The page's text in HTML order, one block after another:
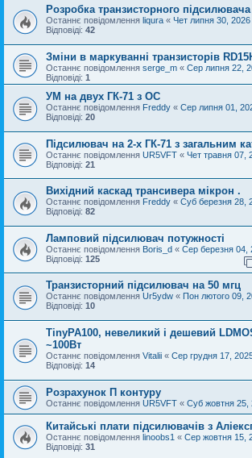
Розробка транзисторного підсилювача
Останнє повідомлення liqura « Чет липня 30,
Відповіді: 42
Зміни в маркуванні транзисторів
Останнє повідомлення serge_m « Сер липня 22,
Відповіді: 1
УМ на двух ГК-71 з ОС
Останнє повідомлення Freddy « Сер липня 01,
Відповіді: 20
Підсилювач на 2-х ГК-71 з загальним
Останнє повідомлення UR5VFT « Чет травня 07,
Відповіді: 21
Вихідний каскад трансивера мікрон .
Останнє повідомлення Freddy « Суб березня 28,
Відповіді: 82
Ламповий підсилювач потужності
Останнє повідомлення Boris_d « Сер березня 04,
Відповіді: 125
Транзисторний підсилювач на 50 мгц
Останнє повідомлення Ur5ydw « Пон лютого 09,
Відповіді: 10
TinyPA100, невеликий і дешевий
~100Вт
Останнє повідомлення Vitalii « Сер грудня 17,
Відповіді: 14
Розрахунок П контуру
Останнє повідомлення UR5VFT « Суб жовтня 25,
Китайські плати підсилювачів з
Останнє повідомлення linoobs1 « Сер жовтня 15,
Відповіді: 31